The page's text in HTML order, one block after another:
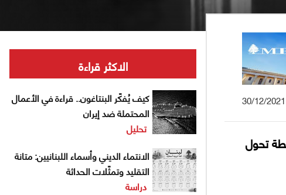
30/12/2021
نقطة تحول
الاكثر قراءة
كيف يُفكّر البنتاغون.. قراءة في الأعمال
المحتملة ضد إيران
تحليل
الانتماء الديني وأسماء اللبنانيين: متانة
التقليد وتمثّلات الحداثة
دراسة